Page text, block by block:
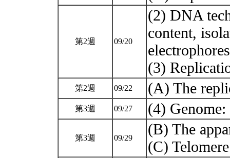
第2週 09/20
(2) DNA
content,
(3)
第2週 09/22 (A) The
第3週 09/27 (4)
第3週 09/29
(B) The
(C)